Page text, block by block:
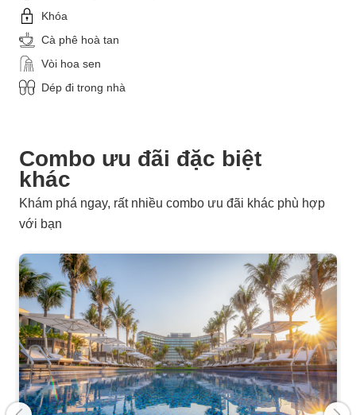
Khóa
Cà phê hoà tan
Vòi hoa sen
Dép đi trong nhà
Combo ưu đãi đặc biệt
khác
Khám phá ngay, rất nhiều combo ưu đãi khác phù hợp
với bạn